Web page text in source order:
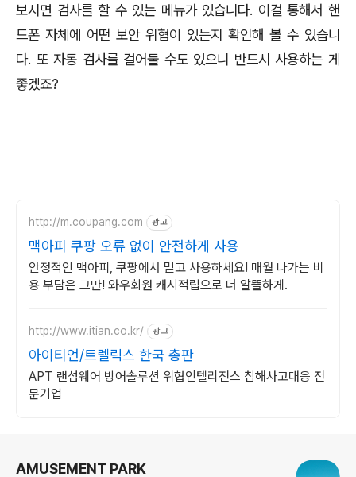
보시면 검사를 할 수 있는 메뉴가 있습니다. 이걸 통해서 핸
드폰 자체에 어떤 보안 위협이 있는지 확인해 볼 수 있습니
다. 또 자동 검사를 걸어둘 수도 있으니 반드시 사용하는 게
좋겠죠?
http://m.coupang.com 광고
맥아피 쿠팡 오류 없이 안전하게 사용
안정적인 맥아피, 쿠팡에서 믿고 사용하세요! 매월 나가는 비
용 부담은 그만! 와우회원 캐시적립으로 더 알뜰하게.
http://www.itian.co.kr/ 광고
아이티언/트렐릭스 한국 총판
APT 랜섬웨어 방어솔루션 위협인텔리전스 침해사고대응 전
문기업
AMUSEMENT PARK